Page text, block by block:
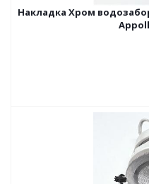
Накладка Хром